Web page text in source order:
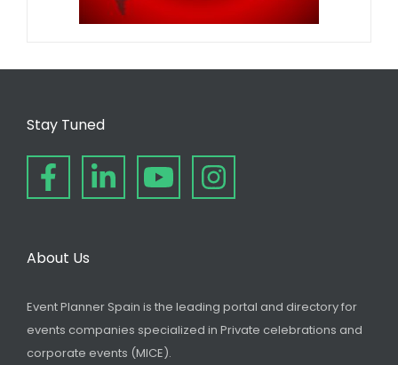
Stay Tuned
About Us
Event Planner Spain is the leading portal and directory for
events companies specialized in Private celebrations and
corporate events (MICE).